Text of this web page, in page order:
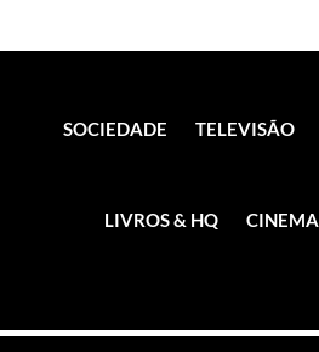
SOCIEDADE TELEVISÃO
LIVROS & HQ CINEMA